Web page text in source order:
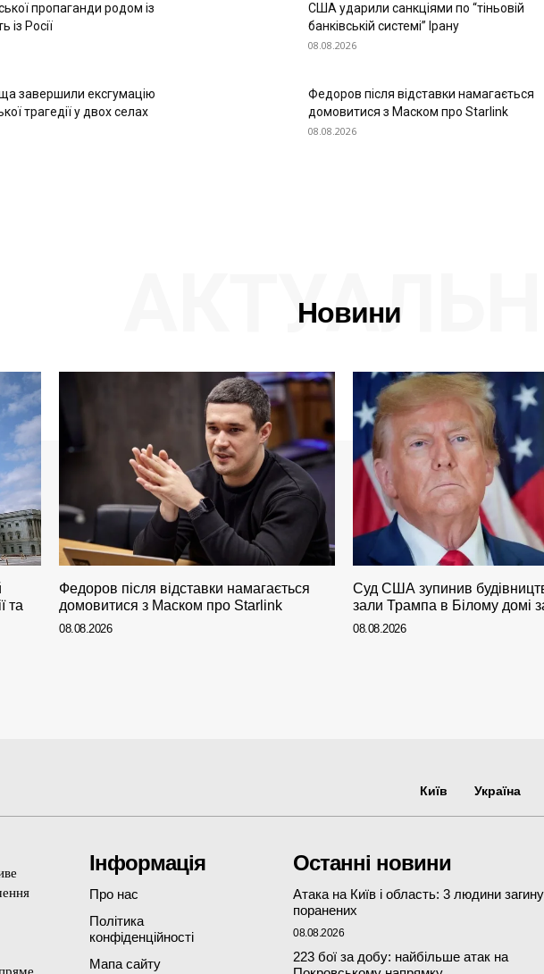
пропаганди родом із
Росії
США ударили санкціями по “тіньовій
банківській системі” Ірану
08.08.2026
завершили ексгумацію
трагедії у двох селах
Федоров після відставки намагається
домовитися з Маском про Starlink
08.08.2026
Новини
та
Федоров після відставки намагається
домовитися з Маском про Starlink
08.08.2026
Суд США зупинив
зали Трампа в Білому домі
08.08.2026
Київ Україна
Інформація
Про нас
Політика
конфіденційності
Мапа сайту
Останні новини
Атака на Київ і область: 3 людини
поранених
08.08.2026
223 бої за добу: найбільше атак на